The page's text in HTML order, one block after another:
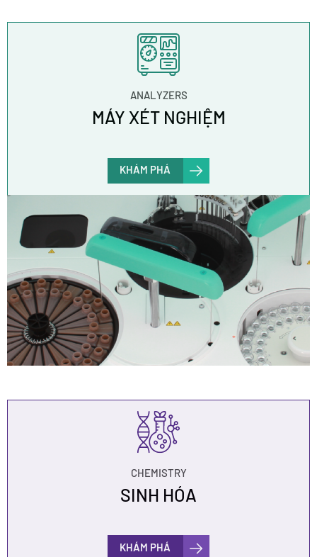
ANALYZERS
MÁY XÉT NGHIỆM
KHÁM PHÁ
CHEMISTRY
SINH HÓA
KHÁM PHÁ